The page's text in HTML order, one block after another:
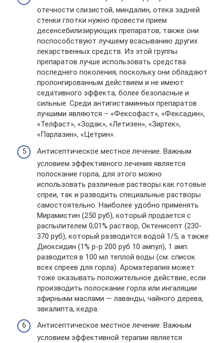
отечности слизистой, миндалин, отека задней
стенки глотки нужно провести прием
десенсебилизирующих препаратов, также они
поспособствуют лучшему всасыванию других
лекарственных средств. Из этой группы
препаратов лучше использовать средства
последнего поколения, поскольку они обладают
пролонгированным действием и не имеют
седативного эффекта, более безопасные и
сильные. Среди антигистаминных препаратов
лучшими являются – «Фексофаст», «Фексадин»,
«Телфаст», «Зодак», «Летизен», «Зиртек»,
«Парлазин», «Цетрин».
Антисептическое местное лечение. Важным
условием эффективного лечения является
полоскание горла, для этого можно
использовать различные растворы как готовые
спреи, так и разводить специальные растворы
самостоятельно. Наиболее удобно применять
Мирамистин (250 руб), который продается с
распылителем 0,01% раствор, Октенисепт (230-
370 руб), который разводится водой 1/5, а также
Диоксидин (1% р-р 200 руб 10 ампул), 1 амп.
разводится в 100 мл теплой воды (см. список
всех спреев для горла). Ароматерапия может
тоже оказывать положительное действие, если
производить полоскание горла или ингаляции
эфирными маслами — лаванды, чайного дерева,
эвкалипта, кедра.
Антисептическое местное лечение. Важным
условием эффективной терапии является